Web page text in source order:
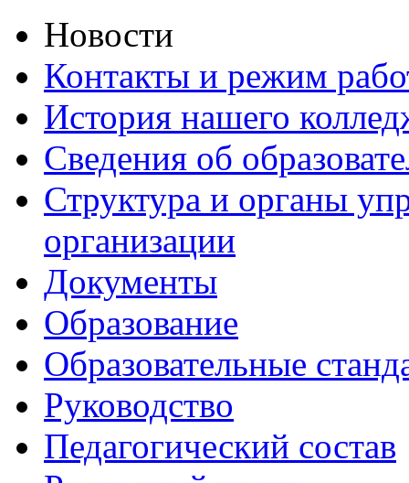
Новости
Контакты и режим
История нашего
Сведения об
Структура и органы
организации
Документы
Образование
Образовательные
Руководство
Педагогический состав